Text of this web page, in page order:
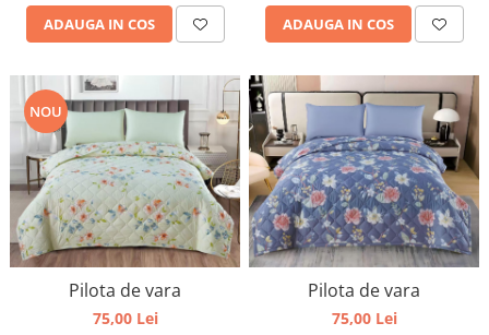
ADAUGA IN COS ADAUGA IN COS
NOU
Pilota de vara
75,00 Lei
Pilota de vara
75,00 Lei